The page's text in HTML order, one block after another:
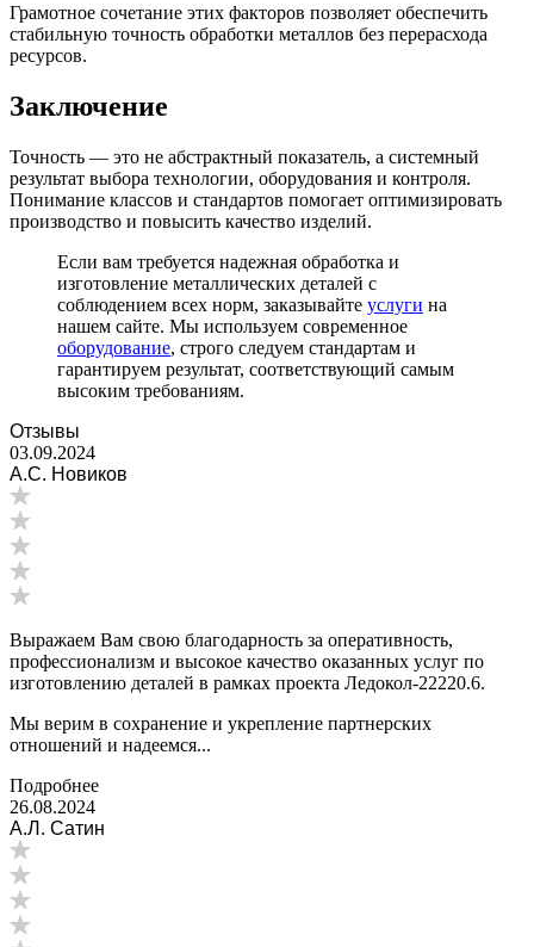
Грамотное сочетание этих факторов позволяет обеспечить
стабильную точность обработки металлов без перерасхода
ресурсов.
Заключение
Точность — это не абстрактный показатель, а системный
результат выбора технологии, оборудования и контроля.
Понимание классов и стандартов помогает оптимизировать
производство и повысить качество изделий.
Если вам требуется надежная обработка и
изготовление металлических деталей с
соблюдением всех норм, заказывайте услуги на
нашем сайте. Мы используем современное
оборудование, строго следуем стандартам и
гарантируем результат, соответствующий самым
высоким требованиям.
Отзывы
03.09.2024
А.С. Новиков
Выражаем Вам свою благодарность за оперативность,
профессионализм и высокое качество оказанных услуг по
изготовлению деталей в рамках проекта Ледокол-22220.6.
Мы верим в сохранение и укрепление партнерских
отношений и надеемся...
Подробнее
26.08.2024
А.Л. Сатин